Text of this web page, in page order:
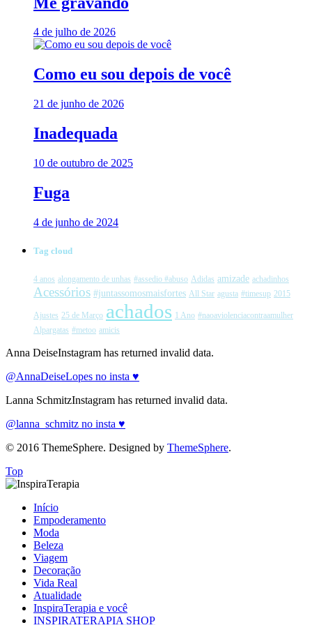
4 de julho de 2026
Como eu sou depois de você
21 de junho de 2026
Inadequada
10 de outubro de 2025
Fuga
4 de junho de 2024
Tag cloud
4 anos alongamento de unhas #assedio #abuso Adidas amizade achadinhos
Acessórios #juntassomosmaisfortes All Star agusta #timesup 2015
Ajustes 25 de Março achados 1 Ano #naoaviolenciacontraamulher
Alpargatas #metoo amicis
Anna DeiseInstagram has returned invalid data.
@AnnaDeiseLopes no insta ♥
Lanna SchmitzInstagram has returned invalid data.
@lanna_schmitz no insta ♥
© 2016 ThemeSphere. Designed by ThemeSphere.
Top
Início
Empoderamento
Moda
Beleza
Viagem
Decoração
Vida Real
Atualidade
InspiraTerapia e você
INSPIRATERAPIA SHOP